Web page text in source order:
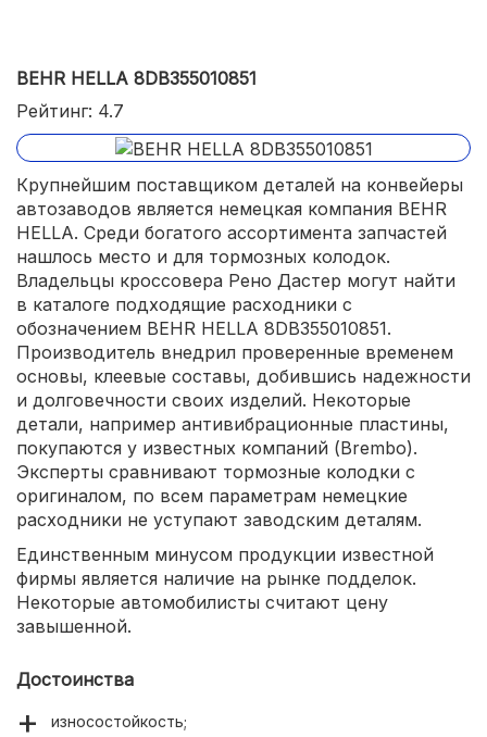
BEHR HELLA 8DB355010851
Рейтинг: 4.7
Крупнейшим поставщиком деталей на конвейеры
автозаводов является немецкая компания BEHR
HELLA. Среди богатого ассортимента запчастей
нашлось место и для тормозных колодок.
Владельцы кроссовера Рено Дастер могут найти
в каталоге подходящие расходники с
обозначением BEHR HELLA 8DB355010851.
Производитель внедрил проверенные временем
основы, клеевые составы, добившись надежности
и долговечности своих изделий. Некоторые
детали, например антивибрационные пластины,
покупаются у известных компаний (Brembo).
Эксперты сравнивают тормозные колодки с
оригиналом, по всем параметрам немецкие
расходники не уступают заводским деталям.
Единственным минусом продукции известной
фирмы является наличие на рынке подделок.
Некоторые автомобилисты считают цену
завышенной.
Достоинства
износостойкость;